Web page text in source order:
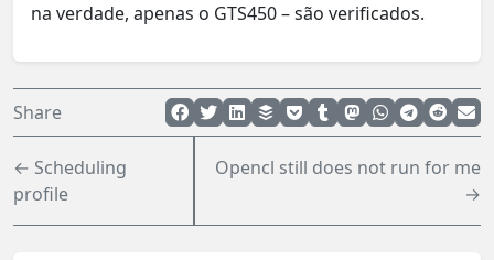
na verdade, apenas o GTS450 – são verificados.
Share
← Scheduling
profile
Opencl still does not run for me
→